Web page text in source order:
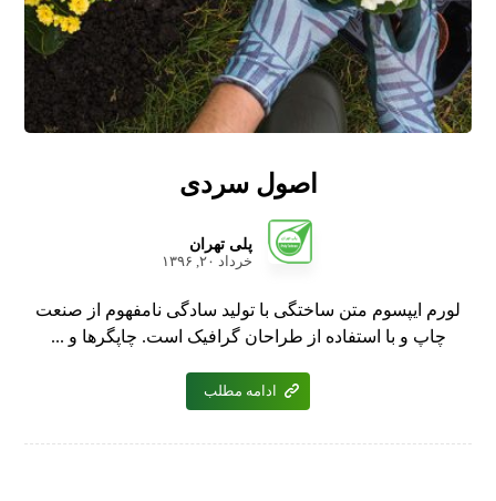
اصول سردی
پلی تهران
خرداد ۲۰, ۱۳۹۶
لورم ایپسوم متن ساختگی با تولید سادگی نامفهوم از صنعت
چاپ و با استفاده از طراحان گرافیک است. چاپگرها و ...
ادامه مطلب